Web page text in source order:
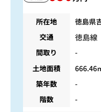
所在地
徳島県
交通
徳島線
間取り
-
土地面積
666.46
築年数
-
階数
-